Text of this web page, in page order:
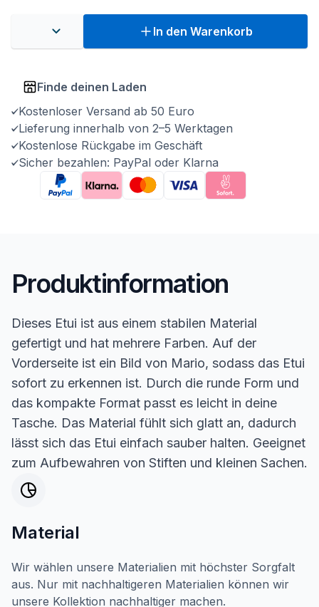
In den Warenkorb
Finde deinen Laden
Kostenloser Versand ab 50 Euro
Lieferung innerhalb von 2–5 Werktagen
Kostenlose Rückgabe im Geschäft
Sicher bezahlen: PayPal oder Klarna
Produktinformation
Dieses Etui ist aus einem stabilen Material
gefertigt und hat mehrere Farben. Auf der
Vorderseite ist ein Bild von Mario, sodass das Etui
sofort zu erkennen ist. Durch die runde Form und
das kompakte Format passt es leicht in deine
Tasche. Das Material fühlt sich glatt an, dadurch
lässt sich das Etui einfach sauber halten. Geeignet
zum Aufbewahren von Stiften und kleinen Sachen.
Material
Wir wählen unsere Materialien mit höchster Sorgfalt
aus. Nur mit nachhaltigeren Materialien können wir
unsere Kollektion nachhaltiger machen.